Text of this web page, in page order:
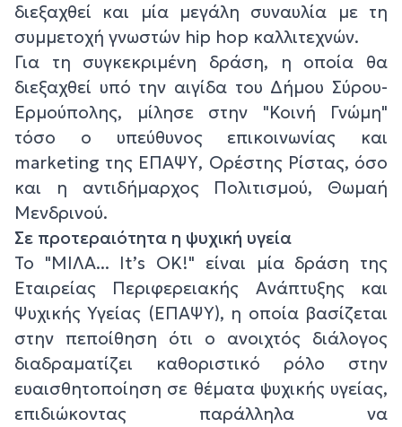
διεξαχθεί και μία μεγάλη συναυλία με τη
συμμετοχή γνωστών hip hop καλλιτεχνών.
Για τη συγκεκριμένη δράση, η οποία θα
διεξαχθεί υπό την αιγίδα του Δήμου Σύρου-
Ερμούπολης, μίλησε στην "Κοινή Γνώμη"
τόσο ο υπεύθυνος επικοινωνίας και
marketing της ΕΠΑΨΥ, Ορέστης Ρίστας, όσο
και η αντιδήμαρχος Πολιτισμού, Θωμαή
Μενδρινού.
Σε προτεραιότητα η ψυχική υγεία
Το "ΜΙΛΑ... It’s OK!" είναι μία δράση της
Εταιρείας Περιφερειακής Ανάπτυξης και
Ψυχικής Υγείας (ΕΠΑΨΥ), η οποία βασίζεται
στην πεποίθηση ότι ο ανοιχτός διάλογος
διαδραματίζει καθοριστικό ρόλο στην
ευαισθητοποίηση σε θέματα ψυχικής υγείας,
επιδιώκοντας παράλληλα να